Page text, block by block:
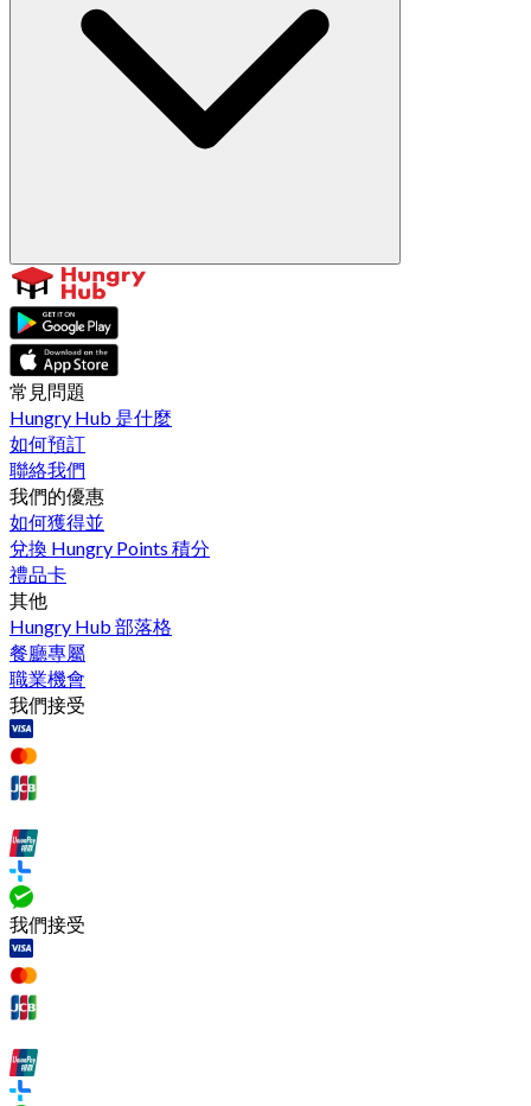
常見問題
Hungry Hub 是什麼
如何預訂
聯絡我們
我們的優惠
如何獲得並
兌換 Hungry Points 積分
禮品卡
其他
Hungry Hub 部落格
餐廳專屬
職業機會
我們接受
我們接受